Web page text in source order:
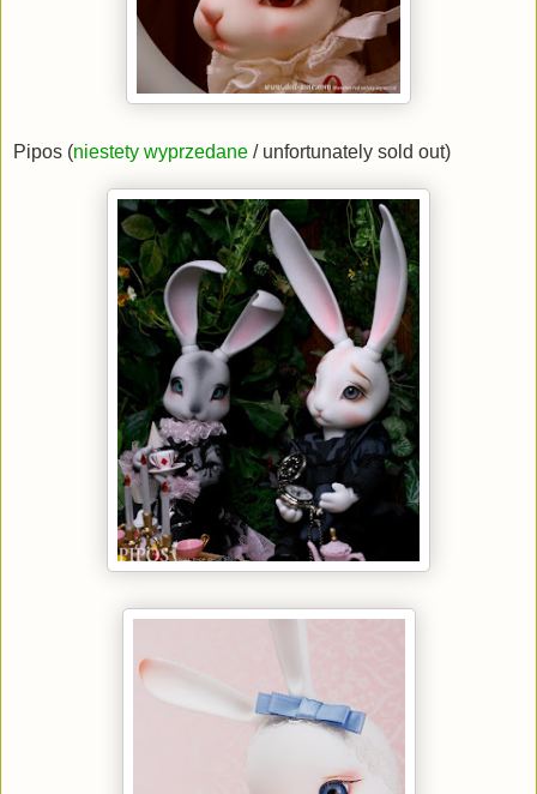
Pipos (niestety wyprzedane / unfortunately sold out)